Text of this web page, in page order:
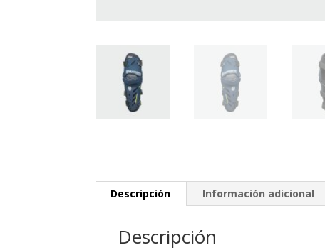
Descripción Información adicional
Descripción